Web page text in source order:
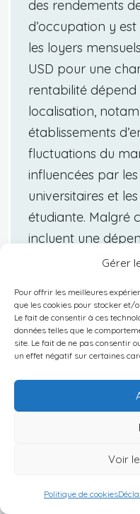
Gérer
Pour offrir les meilleures
que les cookies pour stocker et/
Le fait de consentir à ces
données telles que le
site. Le fait de ne pas consentir
un effet négatif sur certaines
Voir
Politique de cookies
des rendements
d’occupation y
les loyers
USD pour une
rentabilité
localisation,
établissements
fluctuations du
influencées par
universitaires et
étudiante. Malgré
incluent une
nombre
les types de
plusieurs villes
variations locales
Le rôle des
Le concept de
étudiants, favorisant